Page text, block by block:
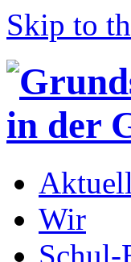
Skip to
Wir